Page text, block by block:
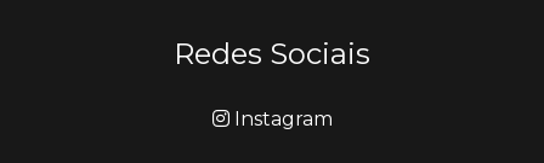
Redes Sociais
Instagram